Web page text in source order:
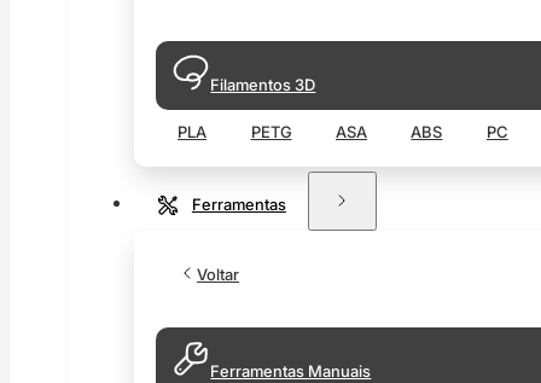
Filamentos 3D
PLA PETG ASA ABS PC
Ferramentas
Voltar
Ferramentas Manuais